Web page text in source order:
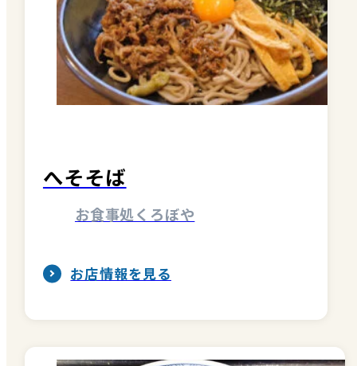
へそそば
お食事処くろぼや
お店情報を見る